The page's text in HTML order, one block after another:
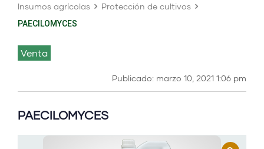
Insumos agrícolas
Protección de cultivos
PAECILOMYCES
venta
Publicado: marzo 10, 2021 1:06 pm
PAECILOMYCES